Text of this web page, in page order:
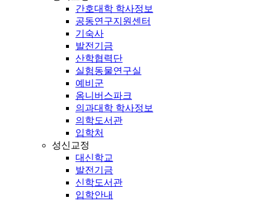
간호대학 학사정보
공동연구지원센터
기숙사
발전기금
산학협력단
실험동물연구실
예비군
옴니버스파크
의과대학 학사정보
의학도서관
입학처
성신교정
대신학교
발전기금
신학도서관
입학안내